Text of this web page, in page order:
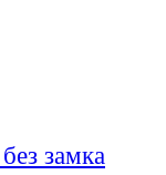
замка